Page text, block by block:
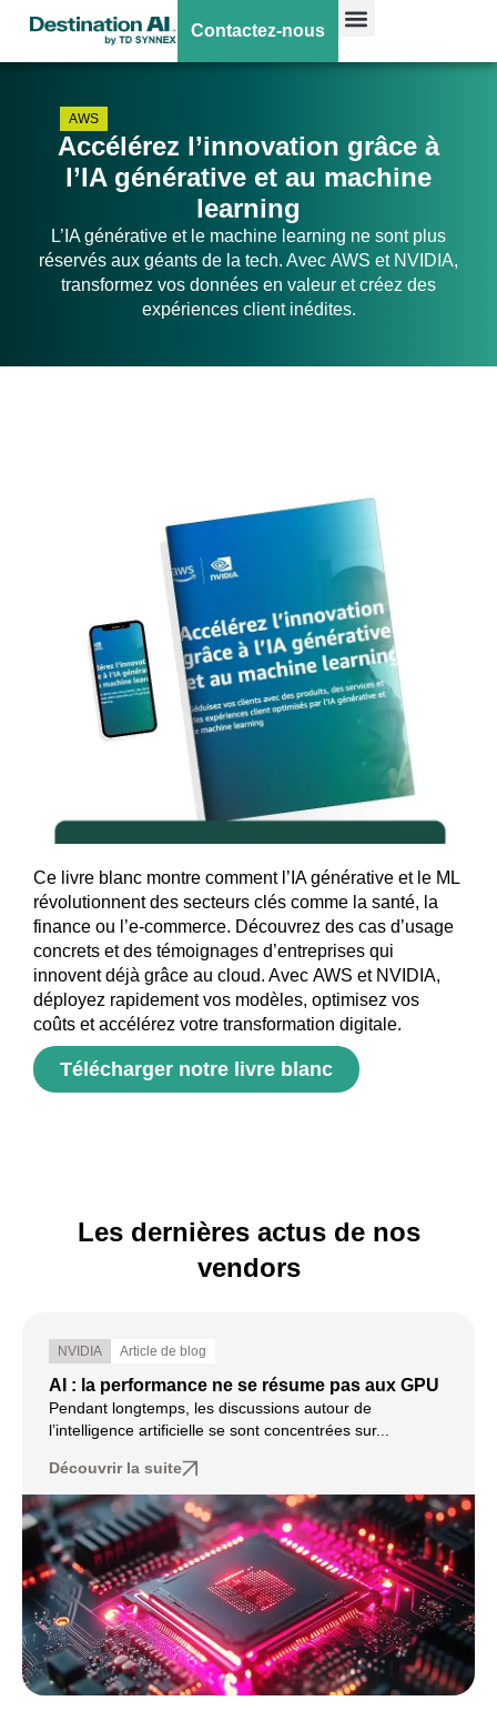
Contactez-nous
AWS
Accélérez l’innovation grâce à
l’IA générative et au machine
learning
L’IA générative et le machine learning ne sont plus
réservés aux géants de la tech. Avec AWS et NVIDIA,
transformez vos données en valeur et créez des
expériences client inédites.
Ce livre blanc montre comment l’IA générative et le ML
révolutionnent des secteurs clés comme la santé, la
finance ou l’e-commerce. Découvrez des cas d’usage
concrets et des témoignages d’entreprises qui
innovent déjà grâce au cloud. Avec AWS et NVIDIA,
déployez rapidement vos modèles, optimisez vos
coûts et accélérez votre transformation digitale.
Télécharger notre livre blanc
Les dernières actus de nos
vendors
NVIDIA Article de blog
AI : la performance ne se résume pas aux GPU
Pendant longtemps, les discussions autour de
l’intelligence artificielle se sont concentrées sur...
Découvrir la suite